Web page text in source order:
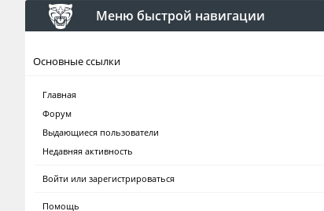
Меню быстрой навигации
Основные ссылки
Главная
Форум
Выдающиеся пользователи
Недавняя активность
Войти или зарегистрироваться
Помощь